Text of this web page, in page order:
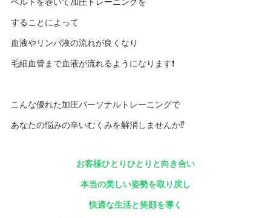
することによって
血液やリンパ液の流れが良くなり
毛細血管まで血液が流れるようになります❗️
こんな優れた加圧パーソナルトレーニングで
あなたの悩みの辛いむくみを解消しませんか⁉️
お客様ひとりひとりと向き合い
本当の美しい姿勢を取り戻し
快適な生活と笑顔を導く